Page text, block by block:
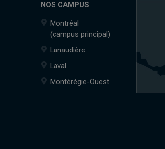
NOS CAMPUS
Montréal
(campus principal)
Lanaudière
Laval
Montérégie-Ouest